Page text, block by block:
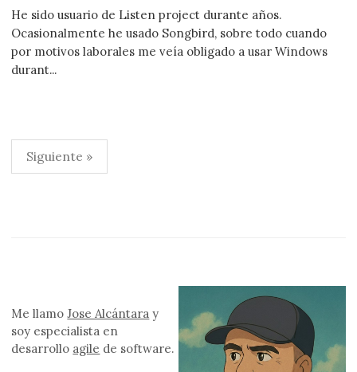
He sido usuario de Listen project durante años.
Ocasionalmente he usado Songbird, sobre todo cuando
por motivos laborales me veía obligado a usar Windows
durant...
Paginación
de
Siguiente »
Me llamoJose Alcántara y
soy especialista en
desarrollo agile de software.